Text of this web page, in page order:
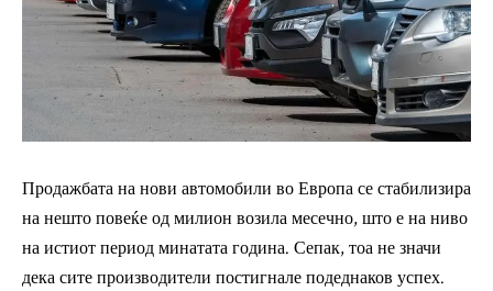
Продажбата на нови автомобили во Европа се стабилизира
на нешто повеќе од милион возила месечно, што е на ниво
на истиот период минатата година. Сепак, тоа не значи
дека сите производители постигнале подеднаков успех.